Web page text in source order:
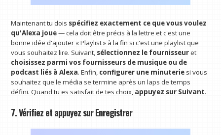
Maintenant tu dois spécifiez exactement ce que vous voulez
qu'Alexa joue— cela doit être précis à la lettre et c'est une
bonne idée d'ajouter « Playlist » à la fin si c'est une playlist que
vous souhaitez lire. Suivant, sélectionnez le fournisseuret
choisissez parmi vos fournisseurs de musique ou de
podcast liés à Alexa. Enfin, configurer une minuterie si vous
souhaitez que le média se termine après un laps de temps
défini. Quand tu es satisfait de tes choix, appuyez sur Suivant.
7. Vérifiez et appuyez sur Enregistrer